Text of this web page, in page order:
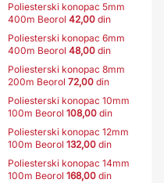
Poliesterski konopac 5mm
400m Beorol 42,00 din
Poliesterski konopac 6mm
400m Beorol 48,00 din
Poliesterski konopac 8mm
200m Beorol 72,00 din
Poliesterski konopac 10mm
100m Beorol 108,00 din
Poliesterski konopac 12mm
100m Beorol 132,00 din
Poliesterski konopac 14mm
100m Beorol 168,00 din